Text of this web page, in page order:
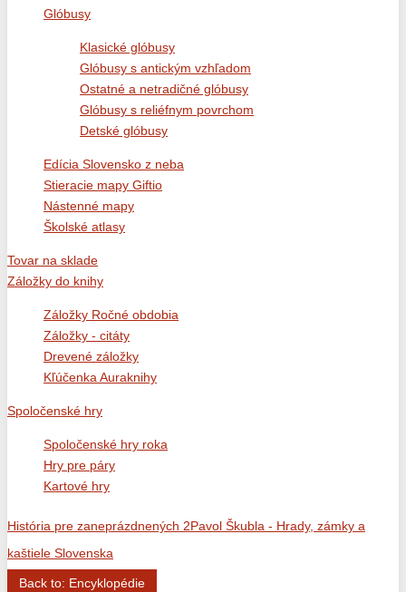
Glóbusy
Klasické glóbusy
Glóbusy s antickým vzhľadom
Ostatné a netradičné glóbusy
Glóbusy s reliéfnym povrchom
Detské glóbusy
Edícia Slovensko z neba
Stieracie mapy Giftio
Nástenné mapy
Školské atlasy
Tovar na sklade
Záložky do knihy
Záložky Ročné obdobia
Záložky - citáty
Drevené záložky
Kľúčenka Auraknihy
Spoločenské hry
Spoločenské hry roka
Hry pre páry
Kartové hry
História pre zaneprázdnených 2Pavol Škubla - Hrady, zámky a
kaštiele Slovenska
Back to: Encyklopédie